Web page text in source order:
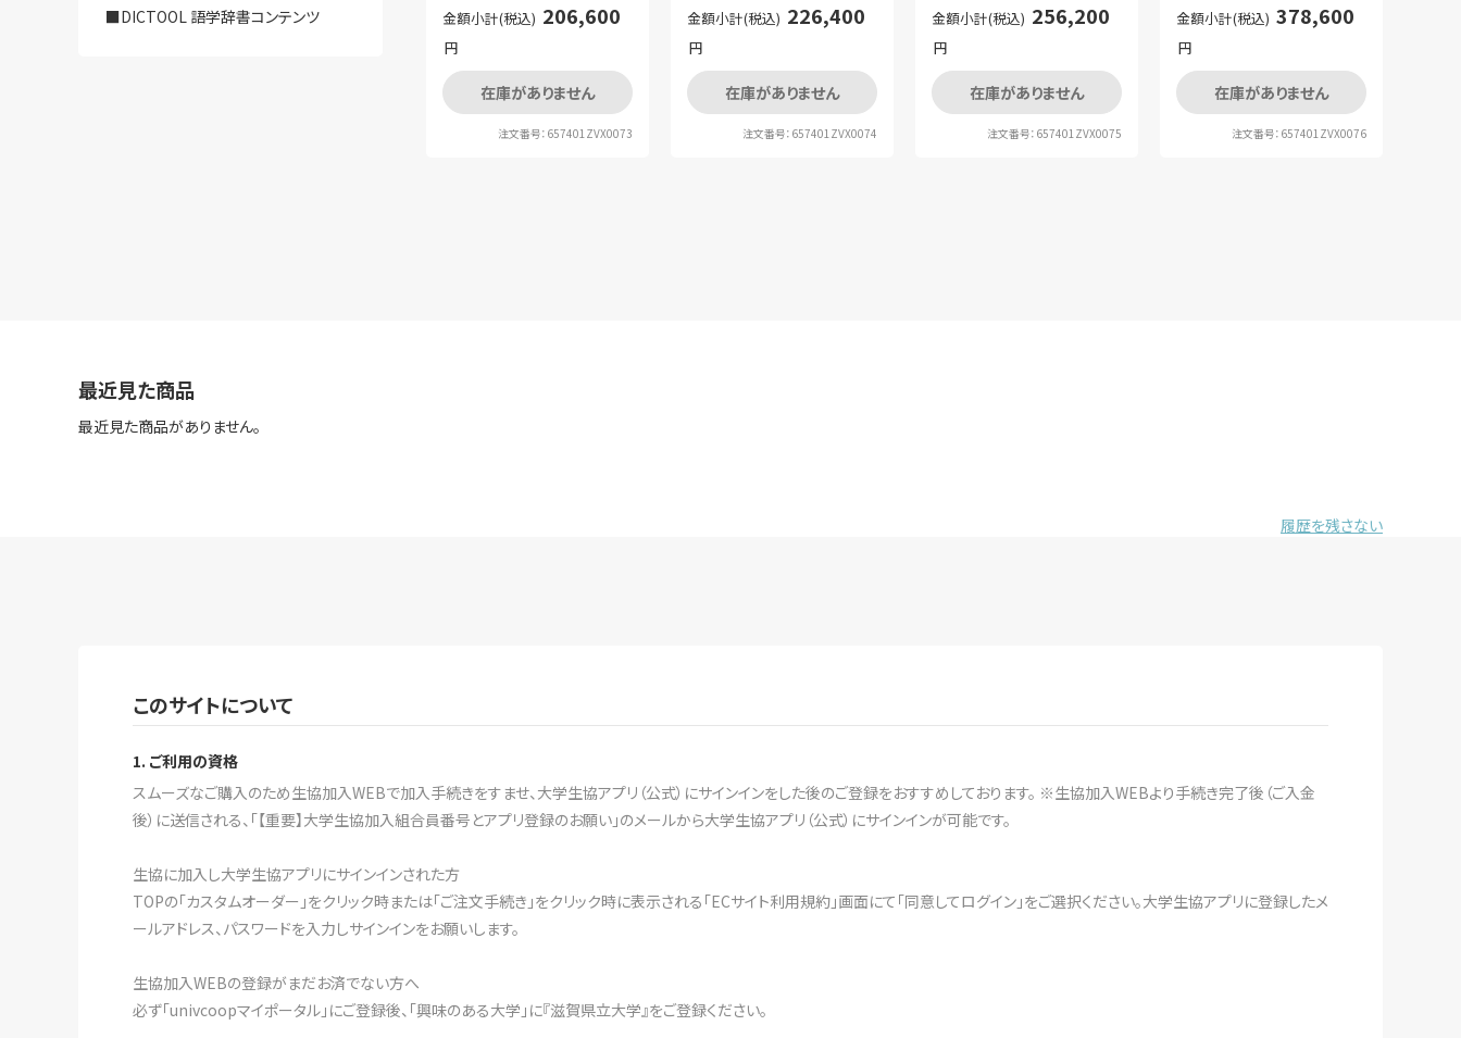
■DICTOOL 語学辞書コンテンツ 金額小計(税込) 206,600
円
在庫がありません
注文番号：657401ZVX0073
金額小計(税込) 226,400
円
在庫がありません
注文番号：657401ZVX0074
金額小計(税込) 256,200
円
在庫がありません
注文番号：657401ZVX0075
金額小計(税込) 378,600
円
在庫がありません
注文番号：657401ZVX0076
最近見た商品
最近見た商品がありません。
履歴を残さない
このサイトについて
1. ご利用の資格
スムーズなご購入のため生協加入WEBで加入手続きをすませ、大学生協アプリ（公式）にサインインをした後のご登録をおすすめしております。 ※生協加入WEBより手続き完了後（ご入金
後）に送信される、「【重要】大学生協加入組合員番号とアプリ登録のお願い」のメールから大学生協アプリ（公式）にサインインが可能です。
生協に加入し大学生協アプリにサインインされた方
TOPの「カスタムオーダー」をクリック時または「ご注文手続き」をクリック時に表示される「ECサイト利用規約」画面にて「同意してログイン」をご選択ください。大学生協アプリに登録したメ
ールアドレス、パスワードを入力しサインインをお願いします。
生協加入WEBの登録がまだお済でない方へ
必ず「univcoopマイポータル」にご登録後、「興味のある大学」に『滋賀県立大学』をご登録ください。